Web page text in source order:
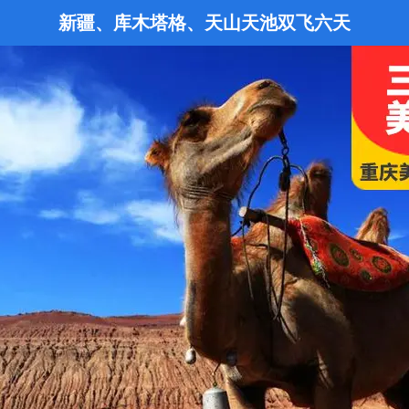
新疆、库木塔格、天山天池双飞六天